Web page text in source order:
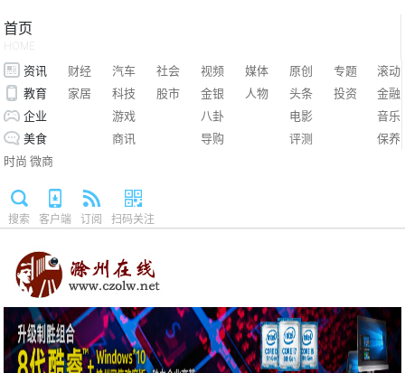
首页
HOME
资讯 财经 汽车 社会 视频 媒体 原创 专题
滚动
教育
家居 科技 股市 金银 人物 头条 投资
金融
企业
游戏 八卦 电影
音乐
美食
商讯 导购 评测
保养
时尚 微商
搜索 客户端 订阅 扫码关注